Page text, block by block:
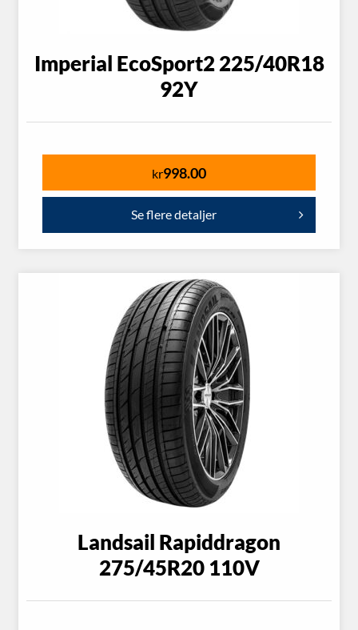
Imperial EcoSport2 225/40R18
92Y
kr998.00
Se flere detaljer
Landsail Rapiddragon
275/45R20 110V